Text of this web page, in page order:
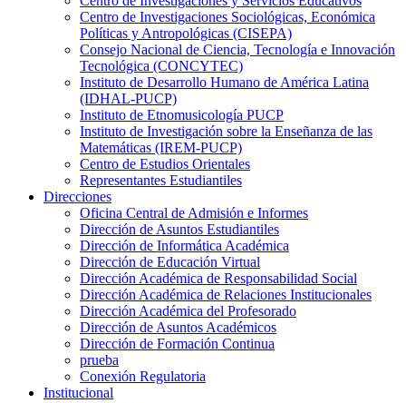
Centro de Investigaciones Sociológicas, Económica
Políticas y Antropológicas (CISEPA)
Consejo Nacional de Ciencia, Tecnología e Innovación
Tecnológica (CONCYTEC)
Instituto de Desarrollo Humano de América Latina
(IDHAL-PUCP)
Instituto de Etnomusicología PUCP
Instituto de Investigación sobre la Enseñanza de las
Matemáticas (IREM-PUCP)
Centro de Estudios Orientales
Representantes Estudiantiles
Direcciones
Oficina Central de Admisión e Informes
Dirección de Asuntos Estudiantiles
Dirección de Informática Académica
Dirección de Educación Virtual
Dirección Académica de Responsabilidad Social
Dirección Académica de Relaciones Institucionales
Dirección Académica del Profesorado
Dirección de Asuntos Académicos
Dirección de Formación Continua
prueba
Conexión Regulatoria
Institucional